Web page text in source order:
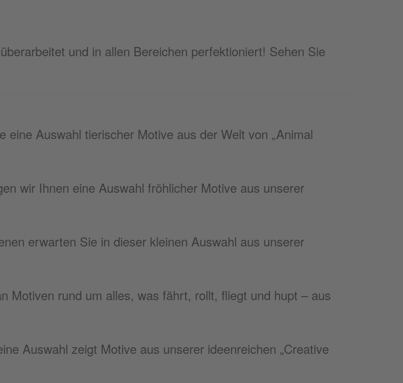
und in allen Bereichen perfektioniert! Sehen Sie
Auswahl tierischer Motive aus der Welt von „Animal
wir Ihnen eine Auswahl fröhlicher Motive aus unserer
erwarten Sie in dieser kleinen Auswahl aus unserer
Motiven rund um alles, was fährt, rollt, fliegt und hupt – aus
Auswahl zeigt Motive aus unserer ideenreichen „Creative